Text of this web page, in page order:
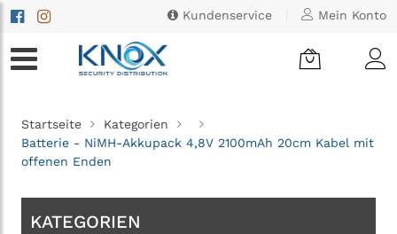
Kundenservice Mein Konto
Startseite
Kategorien
Batterie - NiMH-Akkupack 4,8V 2100mAh 20cm Kabel mit
offenen Enden
KATEGORIEN